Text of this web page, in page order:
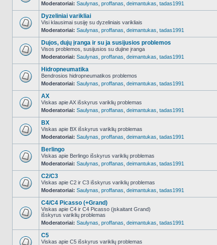
NO_UNREAD_POSTS
Moderatoriai: Saulynas proffanas deimantukas tadas1991
NO_UNREAD_POSTS
Dyzeliniai varikliai
Visi klausimai susiję su dyzeliniais varikliais
Moderatoriai: Saulynas proffanas deimantukas tadas1991
NO_UNREAD_POSTS
Dujos, dujų įranga ir su ja susijusios problemos
Visos problemos, susijusios su dujine įranga
Moderatoriai: Saulynas proffanas deimantukas tadas1991
NO_UNREAD_POSTS
Hidropneumatika
Bendrosios hidropneumatikos problemos
Moderatoriai: Saulynas proffanas deimantukas tadas1991
NO_UNREAD_POSTS
AX
Viskas apie AX išskyrus variklių problemas
Moderatoriai: Saulynas proffanas deimantukas tadas1991
NO_UNREAD_POSTS
BX
Viskas apie BX išskyrus variklių problemas
Moderatoriai: Saulynas proffanas deimantukas tadas1991
NO_UNREAD_POSTS
Berlingo
Viskas apie Berlingo išskyrus variklių problemas
Moderatoriai: Saulynas proffanas deimantukas tadas1991
NO_UNREAD_POSTS
C2/C3
Viskas apie C2 ir C3 išskyrus variklių problemas
Moderatoriai: Saulynas proffanas deimantukas tadas1991
NO_UNREAD_POSTS
C4/C4 Picasso (+Grand)
Viskas apie C4 ir C4 Picasso (įskaitant Grand)
išskyrus variklių problemas
Moderatoriai: Saulynas proffanas deimantukas tadas1991
C5
Viskas apie C5 išskyrus variklių problemas